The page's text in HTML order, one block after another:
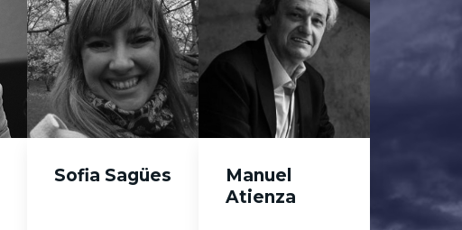
Sofia Sagües
Manuel
Atienza